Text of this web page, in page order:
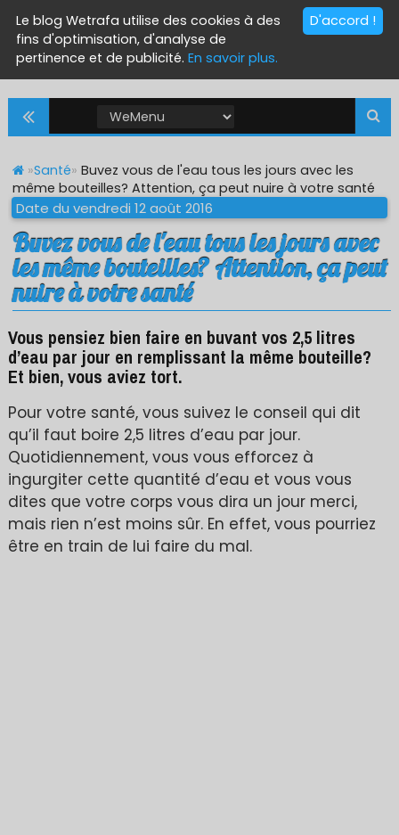
»Santé» Buvez vous de l'eau tous les jours avec les
même bouteilles? Attention, ça peut nuire à votre santé
Date du vendredi 12 août 2016
Buvez vous de l'eau tous les jours avec
les même bouteilles? Attention, ça peut
nuire à votre santé
Vous pensiez bien faire en buvant vos 2,5 litres
d’eau par jour en remplissant la même bouteille?
Et bien, vous aviez tort.
Pour votre santé, vous suivez le conseil qui dit
qu’il faut boire 2,5 litres d’eau par jour.
Quotidiennement, vous vous efforcez à
ingurgiter cette quantité d’eau et vous vous
dites que votre corps vous dira un jour merci,
mais rien n’est moins sûr. En effet, vous pourriez
être en train de lui faire du mal.
D'accord !
Le blog Wetrafa utilise des cookies à des
fins d'optimisation, d'analyse de
pertinence et de publicité. En savoir plus.